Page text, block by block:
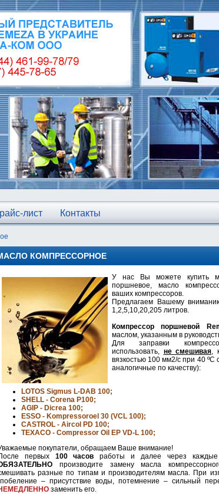
лист Контакты
КОМПРЕССОРНОЕ
У нас Вы можете купить
поршневое, масло
ваших компрессоров.
Предлагаем Вашему
1,2,5,10,20,205 литров.
Компрессор поршневой
маслом, указанным в
Для заправки
использовать, не смешивая,
вязкостью 100 мм2/с при 40
аналогичные по качеству):
LOTOS Sigmus L-DAB 100;
SHELL - Corena P100;
AGIP - Dicrea 100;
ESSO - Kompressoroel 30 (VCL 100);
CASTROL - Aircol PD 100;
TEXACO - Compressor Oil EP VD-L 100;
покупатели, обращаем Ваше внимание!
первых 100 часов работы и далее через
производите замену масла
разные по типам и производителям масла. При
– присутствие воды, потемнение – сильный
заменить его.